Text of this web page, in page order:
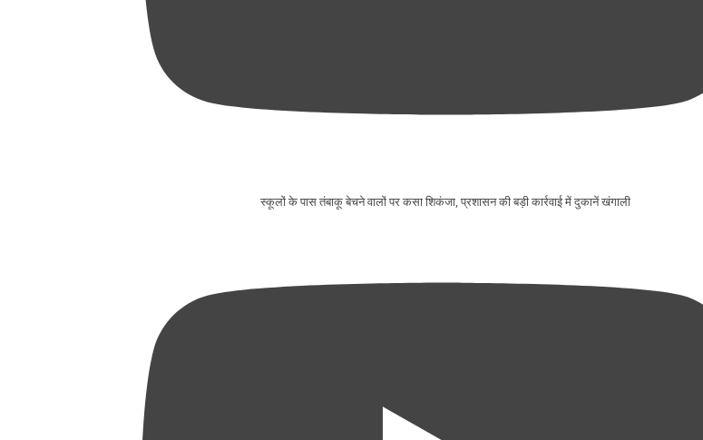
स्कूलों के पास तंबाकू बेचने वालों पर कसा शिकंजा, प्रशासन की बड़ी कार्रवाई में दुकानें खंगाली